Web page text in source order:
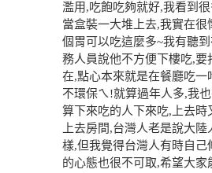
濫用,吃飽吃夠就好,我看到
當盒裝一大堆上去,我實在很
個胃可以吃這麼多~我有聽
務人員說他不方便下樓吃,
在,點心本來就是在餐廳吃一
不環保ㄟ!就算過年人多,我
算下來吃的人下來吃,上去時
上去房間,台灣人老是說大
樣,但我覺得台灣人有時自己
的心態也很不可取,希望大家